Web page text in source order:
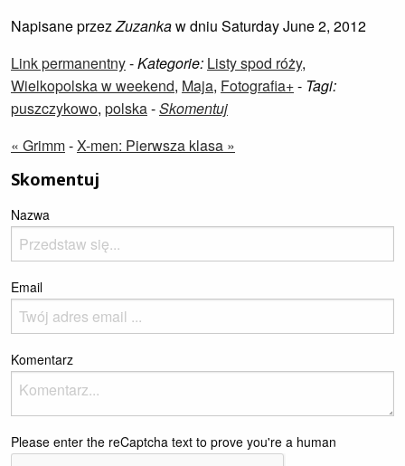
Napisane przezZuzankaw dniu Saturday June 2, 2012
Link permanentny-Kategorie: Listy spod róży,
Wielkopolska w weekend, Maja, Fotografia+- Tagi:
puszczykowo, polska-Skomentuj
« Grimm-X-men: Pierwsza klasa »
Skomentuj
Nazwa
Email
Komentarz
Please enter the reCaptcha text to prove you're a human